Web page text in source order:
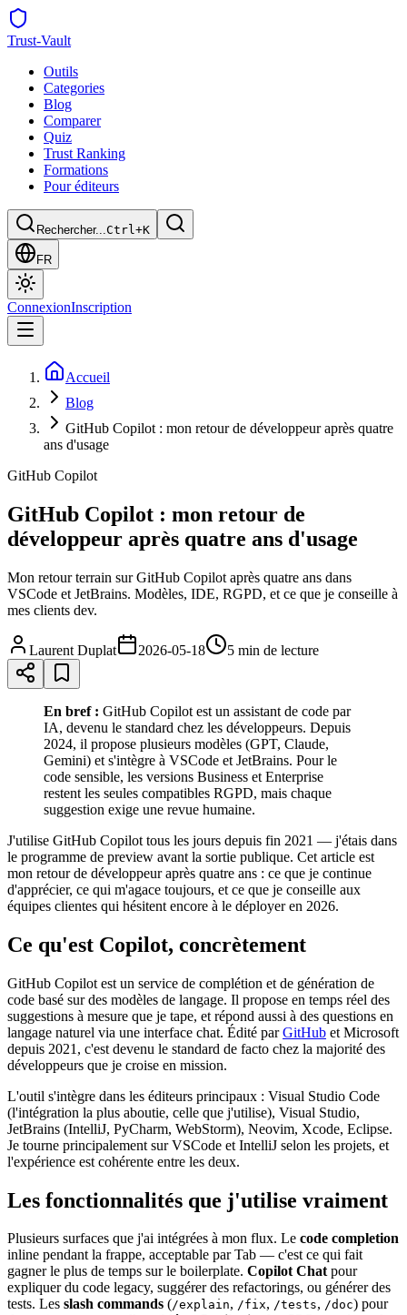
Trust-Vault
Outils
Categories
Blog
Comparer
Quiz
Trust Ranking
Formations
Pour éditeurs
Rechercher...Ctrl+K
FR
ConnexionInscription
Accueil
Blog
GitHub Copilot : mon retour de développeur après quatre
ans d'usage
GitHub Copilot
GitHub Copilot : mon retour de
développeur après quatre ans d'usage
Mon retour terrain sur GitHub Copilot après quatre ans dans
VSCode et JetBrains. Modèles, IDE, RGPD, et ce que je conseille à
mes clients dev.
Laurent Duplat 2026-05-18 5 min de lecture
En bref : GitHub Copilot est un assistant de code par
IA, devenu le standard chez les développeurs. Depuis
2024, il propose plusieurs modèles (GPT, Claude,
Gemini) et s'intègre à VSCode et JetBrains. Pour le
code sensible, les versions Business et Enterprise
restent les seules compatibles RGPD, mais chaque
suggestion exige une revue humaine.
J'utilise GitHub Copilot tous les jours depuis fin 2021 — j'étais dans
le programme de preview avant la sortie publique. Cet article est
mon retour de développeur après quatre ans : ce que je continue
d'apprécier, ce qui m'agace toujours, et ce que je conseille aux
équipes clientes qui hésitent encore à le déployer en 2026.
Ce qu'est Copilot, concrètement
GitHub Copilot est un service de complétion et de génération de
code basé sur des modèles de langage. Il propose en temps réel des
suggestions à mesure que je tape, et répond aussi à des questions en
langage naturel via une interface chat. Édité parGitHub et Microsoft
depuis 2021, c'est devenu le standard de facto chez la majorité des
développeurs que je croise en mission.
L'outil s'intègre dans les éditeurs principaux : Visual Studio Code
(l'intégration la plus aboutie, celle que j'utilise), Visual Studio,
JetBrains (IntelliJ, PyCharm, WebStorm), Neovim, Xcode, Eclipse.
Je tourne principalement sur VSCode et IntelliJ selon les projets, et
l'expérience est cohérente entre les deux.
Les fonctionnalités que j'utilise vraiment
Plusieurs surfaces que j'ai intégrées à mon flux. Le code completion
inline pendant la frappe, acceptable par Tab — c'est ce qui fait
gagner le plus de temps sur le boilerplate. Copilot Chatpour
expliquer du code legacy, suggérer des refactorings, ou générer des
tests. Les slash commands (/explain, /fix, /tests, /doc) pour